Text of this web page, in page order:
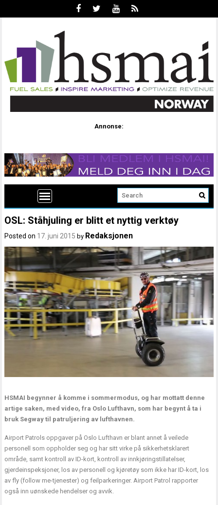
Annonse:
OSL: Ståhjuling er blitt et nyttig verktøy
Posted on 17. juni 2015 by Redaksjonen
HSMAI begynner å komme i sommermodus, og har mottatt denne
artige saken, med video, fra Oslo Lufthavn, som har begynt å ta i
bruk Segway til patruljering av lufthavnen.
Airport Patrols oppgaver på Oslo Lufthavn er blant annet å veilede
personell som oppholder seg og har sitt virke på sikkerhetsklarert
område, samt kontroll av ID-kort, kontroll av innkjøringstillatelser,
gjerdeinspeksjoner, los av personell og kjøretøy som ikke har ID-kort, los
av fly (follow me-tjenester) og feilparkeringer. Airport Patrol rapporter
også inn uønskede hendelser og avvik.